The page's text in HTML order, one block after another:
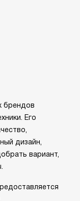
брендов
Его
дизайн,
вариант,